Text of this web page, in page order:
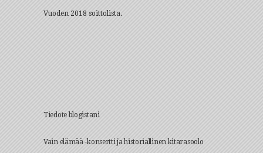
Vuoden 2018 soittolista.
Tiedote blogistani
Vain elämää -konsertti ja historiallinen kitarasoolo